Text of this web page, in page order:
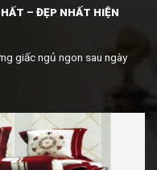
– ĐẸP NHẤT HIỆN
giấc ngủ ngon sau ngày